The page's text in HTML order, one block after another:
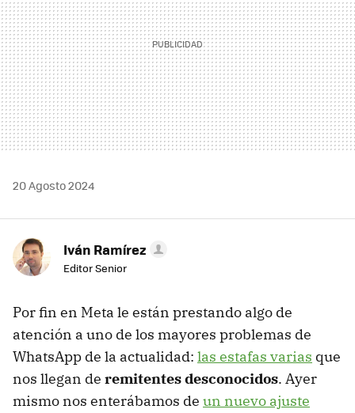
20 Agosto 2024
Iván Ramírez
Editor Senior
Por fin en Meta le están prestando algo de
atención a uno de los mayores problemas de
WhatsApp de la actualidad: las estafas varias que
nos llegan de remitentes desconocidos. Ayer
mismo nos enterábamos de un nuevo ajuste